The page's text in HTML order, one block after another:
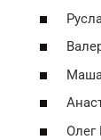
Олег